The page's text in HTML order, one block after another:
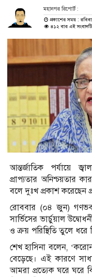
মহানগর রিপোর্ট :
প্রকাশের সময় :
৪১২ বার এই
আন্তর্জাতিক পর্যায়ে
প্রাপ্যতার অনিশ্চয়তার
বলে দুঃখ প্রকাশ করেছেন
রোববার (০৪ জুন)
সার্ভিসের ভার্চুয়াল
ও ক্রয় পরিস্থিতি তুলে ধরে
শেখ হাসিনা বলেন,
বেড়েছে। এই কারণে
আমরা প্রত্যেক ঘরে ঘরে